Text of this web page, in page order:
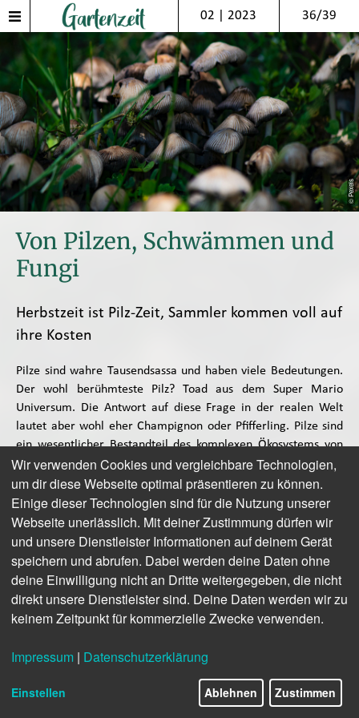
02 | 2023 36/39
© Pexels
Von Pilzen, Schwämmen und
Fungi
Herbstzeit ist Pilz-Zeit, Sammler kommen voll auf
ihre Kosten
Pilze sind wahre Tausendsassa und haben viele Bedeutungen.
Der wohl berühmteste Pilz? Toad aus dem Super Mario
Universum. Die Antwort auf diese Frage in der realen Welt
lautet aber wohl eher Champignon oder Pfifferling. Pilze sind
ein wesentlicher Bestandteil des komplexen Ökosystems von
Wäldern und anderen Böden. Sie spielen eine entscheidende
Rolle beim Abbau von totem organischem Material wie Holz,
Laub oder Nadelstreu und halten so den Nährstoffkreislauf in
Gang. Aus diesem Grund widmet sich die Mykologie als
Wissenschaft den faszinierenden Eigenschaften dieser
Organismen. Doch Pilze sind nicht nur ökologisch bedeutend,
sondern auch kulturell und spirituell aufgeladen. Schon seit
langer Zeit wurden Pilzen verschiedene teils skurrile
Menschen vergangener Tage sahen in ihnen dunkle Mächte,
bezeichnet wurden. Tatsächlich enthalten einige Pilzarten
psychoaktive Substanzen, die halluzinogene Wirkungen haben
können. Die Mehrheit der Pilze, insbesondere die sogenannten
Wir verwenden Cookies und vergleichbare Technologien,
um dir diese Webseite optimal präsentieren zu können.
Einige dieser Technologien sind für die Nutzung unserer
Webseite unerlässlich. Mit deiner Zustimmung dürfen wir
und unsere Dienstleister Informationen auf deinem Gerät
speichern und abrufen. Dabei werden deine Daten ohne
deine Einwilligung nicht an Dritte weitergegeben, die nicht
direkt unsere Dienstleister sind. Deine Daten werden wir zu
keinem Zeitpunkt für kommerzielle Zwecke verwenden.
Impressum | Datenschutzerklärung
Einstellen Ablehnen Zustimmen